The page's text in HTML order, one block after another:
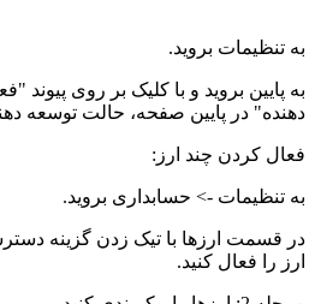
به تنظیمات بروید.
به پایین بروید و با کلیک بر روی
دهنده" در پایین صفحه، حالت توسعه
فعال کردن چند ارز:
به تنظیمات -> حسابداری بروید.
در قسمت ارزها با تیک زدن گزینه
ارز را فعال کنید.